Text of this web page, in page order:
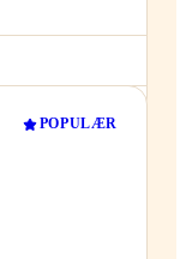
POPULÆR